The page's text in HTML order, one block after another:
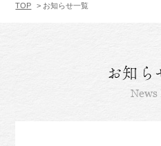
TOP お知らせ一覧
お知ら
News